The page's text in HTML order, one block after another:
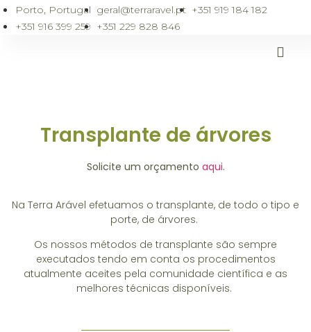
Porto, Portugal geral@terraravel.pt +351 919 184 182
+351 916 399 259 +351 229 828 846
Transplante de árvores
Solicite um orçamento aqui.
Na Terra Arável efetuamos o transplante, de todo o tipo e
porte, de árvores.
Os nossos métodos de transplante são sempre
executados tendo em conta os procedimentos
atualmente aceites pela comunidade científica e as
melhores técnicas disponíveis.